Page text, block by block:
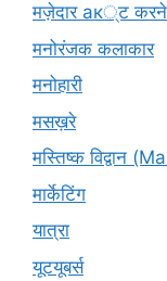
मज़ेदार ак्ट करने
मनोरंजक कलाकार
मनोहारी
मसख़रे
मस्तिष्क विद्वान
मार्केटिंग
यात्रा
यूटयूबर्स